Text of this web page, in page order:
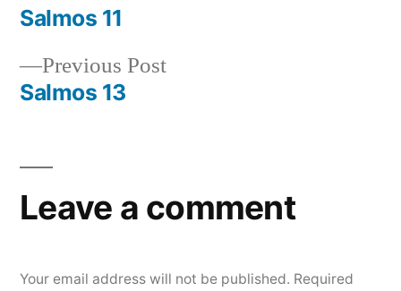
Post
navigation
Previous PostPrevious
Salmos 13
Salmos 11
Leave a comment
Your email address will not be published. Required